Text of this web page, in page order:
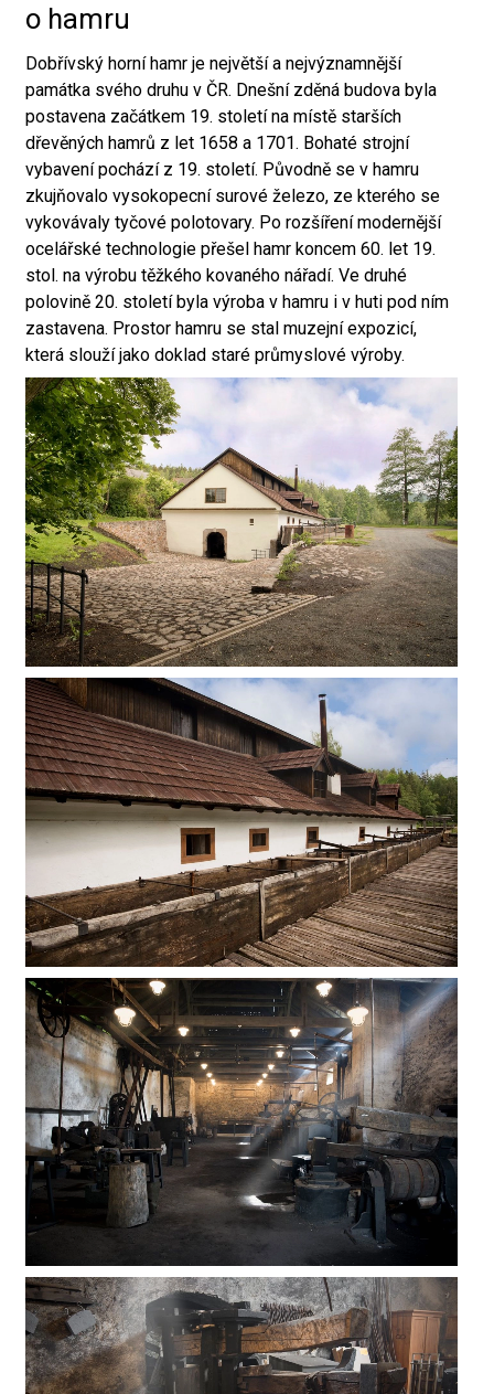
o hamru
Dobřívský horní hamr je největší a nejvýznamnější
památka svého druhu v ČR. Dnešní zděná budova byla
postavena začátkem 19. století na místě starších
dřevěných hamrů z let 1658 a 1701. Bohaté strojní
vybavení pochází z 19. století. Původně se v hamru
zkujňovalo vysokopecní surové železo, ze kterého se
vykovávaly tyčové polotovary. Po rozšíření modernější
ocelářské technologie přešel hamr koncem 60. let 19.
stol. na výrobu těžkého kovaného nářadí. Ve druhé
polovině 20. století byla výroba v hamru i v huti pod ním
zastavena. Prostor hamru se stal muzejní expozicí,
která slouží jako doklad staré průmyslové výroby.